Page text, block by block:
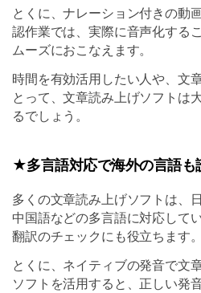
とくに、ナレーション付きの動
認作業では、実際に音声化する
ムーズにおこなえます。
時間を有効活用したい人や、文
とって、文章読み上げソフトは
るでしょう。
★多言語対応で海外の言語も
多くの文章読み上げソフトは、
中国語などの多言語に対応して
翻訳のチェックにも役立ちます。
とくに、ネイティブの発音で文
ソフトを活用すると、正しい発